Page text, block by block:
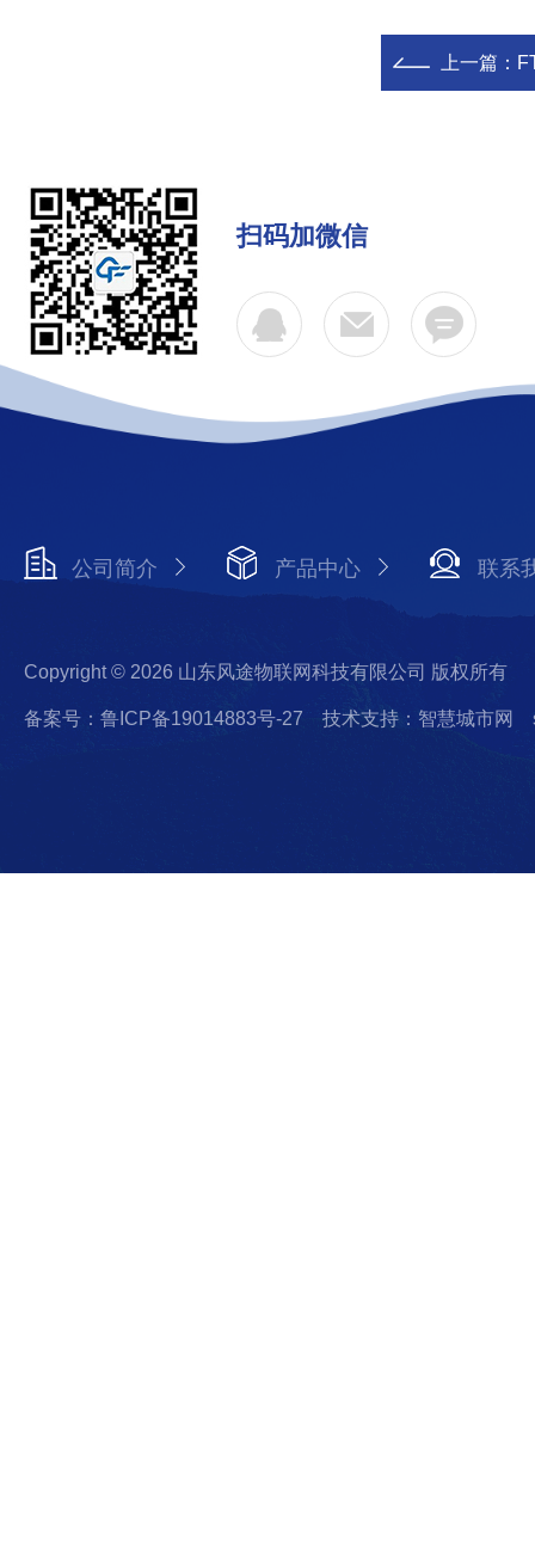
上一篇：
扫码加微信
公司简介 产品中心 联系
Copyright © 2026 山东风途物联网科技有限公司 版权所有
备案号：鲁ICP备19014883号-27 技术支持：智慧城市网